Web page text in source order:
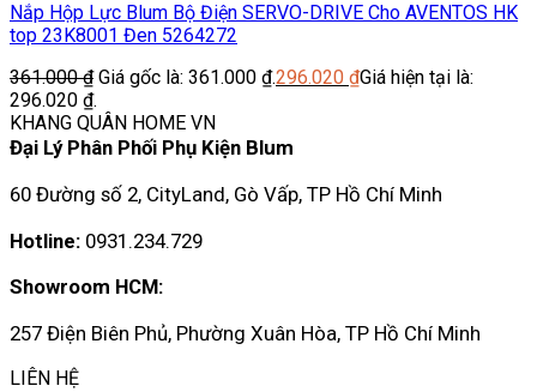
Nắp Hộp Lực Blum Bộ Điện SERVO-DRIVE Cho AVENTOS HK
top 23K8001 Đen 5264272
361.000₫ Giá gốc là: 361.000 ₫.296.020 ₫Giá hiện tại là:
296.020 ₫.
KHANG QUÂN HOME VN
Đại Lý Phân Phối Phụ Kiện Blum
60 Đường số 2, CityLand, Gò Vấp, TP Hồ Chí Minh
Hotline: 0931.234.729
Showroom HCM:
257 Điện Biên Phủ, Phường Xuân Hòa, TP Hồ Chí Minh
LIÊN HỆ